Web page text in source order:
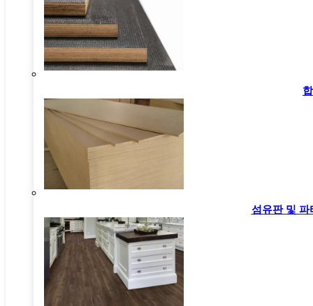
섬유판 및 파
Paper Overlay is an engineered wood panel with a
thin decorative paper layer bonded to its MDF core
via heat and pressure. The overlay delivers a smooth,
uniform finish, concealing the MDF’s base texture
while adding stain and scratch resistance. It is
lightweight and easy to work with, and fits interior
projects like cabinet linings, wall panels, and furniture
components.